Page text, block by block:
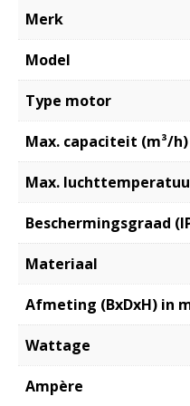
Merk
Model
Type motor
Max. capaciteit (m³/h)
Max.
Beschermingsgraad
Materiaal
Afmeting (BxDxH) in
Wattage
Ampère